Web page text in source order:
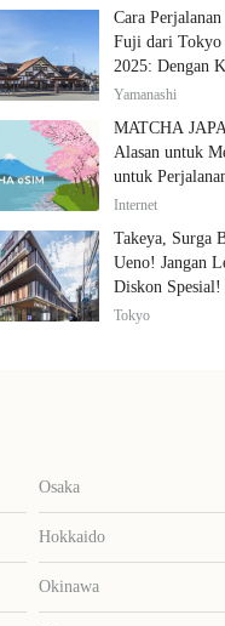
Cara
Fuji dari Tokyo
2025: Dengan
dan Mobil
Yamanashi
MATCHA
Alasan untuk
untuk
Jepang
Internet
Takeya, Surga
Ueno! Jangan
Diskon Spesial!
Tokyo
Osaka
Hokkaido
Okinawa